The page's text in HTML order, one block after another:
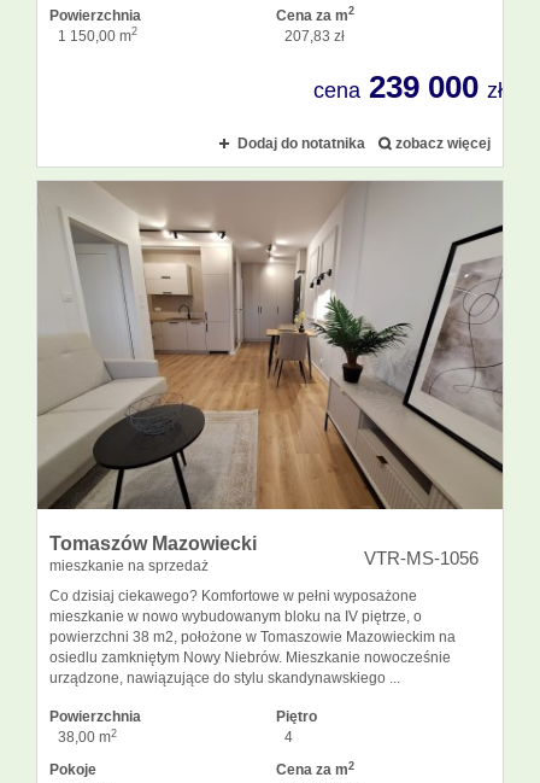
Powierzchnia
1 150,00 m2
Cena za m2
207,83 zł
cena 239 000 zł
Dodaj do notatnika zobacz więcej
Tomaszów Mazowiecki
mieszkanie na sprzedaż VTR-MS-1056
Co dzisiaj ciekawego? Komfortowe w pełni wyposażone
mieszkanie w nowo wybudowanym bloku na IV piętrze, o
powierzchni 38 m2, położone w Tomaszowie Mazowieckim na
osiedlu zamkniętym Nowy Niebrów. Mieszkanie nowocześnie
urządzone, nawiązujące do stylu skandynawskiego ...
Powierzchnia
38,00 m2
Piętro
4
Pokoje
Cena za m2